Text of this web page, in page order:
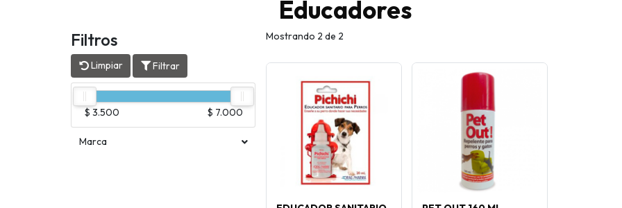
Educadores
Filtros
Limpiar Filtrar
$ 3.500 $ 7.000
Marca
Mostrando 2 de 2